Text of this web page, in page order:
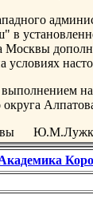
в
Москвы
условиях
округа